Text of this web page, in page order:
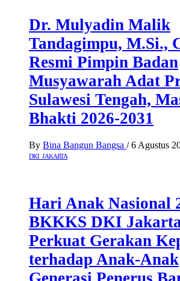
Dr. Mulyadin Malik
Tandagimpu, M.Si.,
Resmi Pimpin Badan
Musyawarah Adat
Sulawesi Tengah,
Bhakti 2026-2031
By Bina Bangun Bangsa / 6 Agustus
DKI JAKARTA
Hari Anak Nasional
BKKKS DKI
Perkuat Gerakan
terhadap Anak-Anak